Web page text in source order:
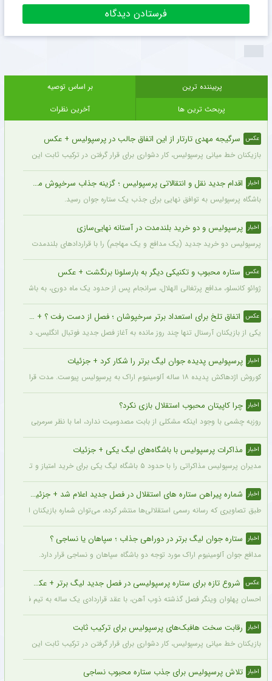
پربیننده ترین
بر اساس توصیه
پربحث ترین ها
آخرین نظرات
عکس سرگیجه مهدی تارتار از این اتفاق جالب در پرسپولیس + عکس
بازیکنان خط میانی پرسپولیس، کار دشواری برای قرار گرفتن در ترکیب ثابت این تیم
اخبار اقدام جدید نقل و انتقالاتی پرسپولیس ؛ گزینه جذاب سرخپوش می شود؟
باشگاه پرسپولیس به توافق نهایی برای جذب یک ستاره جوان رسید.
اخبار پرسپولیس و دو خرید بلندمدت در آستانه نهایی‌سازی
پرسپولیس دو خرید جدید (یک مدافع و یک مهاجم) را با قراردادهای بلندمدت نهایی کرده
عکس ستاره محبوب و تکنیکی دیگر به بارسلونا برنگشت + عکس
ژوائو کانسلو، مدافع پرتغالی الهلال، سرانجام پس از حدود یک ماه دوری، به باشگاه
عکس اتفاق تلخ برای استعداد برتر سرخپوشان ؛ فصل از دست رفت ؟ + عکس
یکی از بازیکنان آرسنال تنها چند روز مانده به آغاز فصل جدید فوتبال انگلیس، دچار
اخبار پرسپولیس پدیده جوان لیگ برتر را شکار کرد + جزئیات
کوروش اژدهاکش پدیده ۱۸ ساله آلومینیوم اراک به پرسپولیس پیوست. مدت قرارداد اژدهاکش با پرسپولیس به مدت ۴ سال است.
اخبار چرا کاپیتان محبوب استقلال بازی نکرد؟
روزبه چشمی با وجود اینکه مشکلی از بابت مصدومیت ندارد، اما با نظر سرمربی استقلال
اخبار مذاکرات پرسپولیس با باشگاه‌های لیگ یکی + جزئیات
مدیران پرسپولیس مذاکراتی را با حدود ۵ باشگاه لیگ یکی برای خرید امتیاز و تشکیل تیم «ب» آغاز کرده‌اند.
اخبار شماره پیراهن ستاره های استقلال در فصل جدید اعلام شد + جزئیات
طبق تصاویری که رسانه رسمی استقلالی‌ها منتشر کرده، می‌توان شماره بازیکنان این
اخبار ستاره جوان لیگ برتر در دوراهی جذاب ؛ سپاهان یا نساجی ؟
مدافع جوان آلومینیوم اراک مورد توجه دو باشگاه سپاهان و نساجی قرار دارد.
عکس شروع تازه برای ستاره پرسپولیسی در فصل جدید لیگ برتر + عکس
احسان پهلوان وینگر فصل گذشته ذوب آهن، با عقد قراردادی یک ساله به تیم فجر
اخبار رقابت سخت هافبک‌های پرسپولیس برای ترکیب ثابت
بازیکنان خط میانی پرسپولیس، کار دشواری برای قرار گرفتن در ترکیب ثابت این تیم
اخبار تلاش پرسپولیس برای جذب ستاره محبوب نساجی